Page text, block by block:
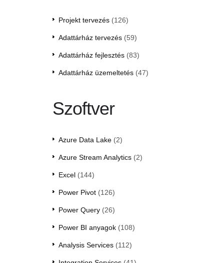
Projekt tervezés(126)
Adattárház tervezés(59)
Adattárház fejlesztés(83)
Adattárház üzemeltetés(47)
Szoftver
Azure Data Lake(2)
Azure Stream Analytics(2)
Excel(144)
Power Pivot(126)
Power Query(26)
Power BI anyagok(108)
Analysis Services(112)